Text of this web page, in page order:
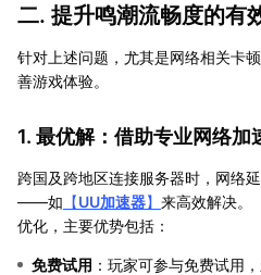
二. 提升鸣潮流畅度的有
针对上述问题，尤其是网络相关卡
善游戏体验。
1. 最优解：借助专业网络加
跨国及跨地区连接服务器时，网络
——如 【UU加速器】 来高效解决。
优化，主要优势包括：
免费试用 ：玩家可参与免费试用